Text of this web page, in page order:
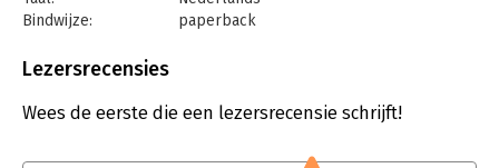
Bindwijze:
paperback
Uitgever:
Verschijningsdatum:
8-3-2023
Lezersrecensies
Wees de eerste die een lezersrecensie schrijft!